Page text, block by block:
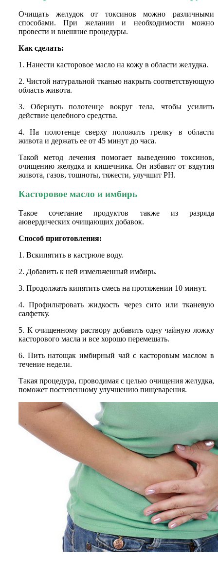
Очищать желудок от токсинов можно различными
способами. При желании и необходимости можно
провести и внешние процедуры.
Как сделать:
1. Нанести касторовое масло на кожу в области желудка.
2. Чистой натуральной тканью накрыть соответствующую
область живота.
3. Обернуть полотенце вокруг тела, чтобы усилить
действие целебного средства.
4. На полотенце сверху положить грелку в области
живота и держать ее от 45 минут до часа.
Такой метод лечения помогает выведению токсинов,
очищению желудка и кишечника. Он избавит от вздутия
живота, газов, тошноты, тяжести, улучшит РН.
Касторовое масло и имбирь
Такое сочетание продуктов также из разряда
аювердических очищающих добавок.
Способ приготовления:
1. Вскипятить в кастрюле воду.
2. Добавить к ней измельченный имбирь.
3. Продолжать кипятить смесь на протяжении 10 минут.
4. Профильтровать жидкость через сито или тканевую
салфетку.
5. К очищенному раствору добавить одну чайную ложку
касторового масла и все хорошо перемешать.
6. Пить натощак имбирный чай с касторовым маслом в
течение недели.
Такая процедура, проводимая с целью очищения желудка,
поможет постепенному улучшению пищеварения.